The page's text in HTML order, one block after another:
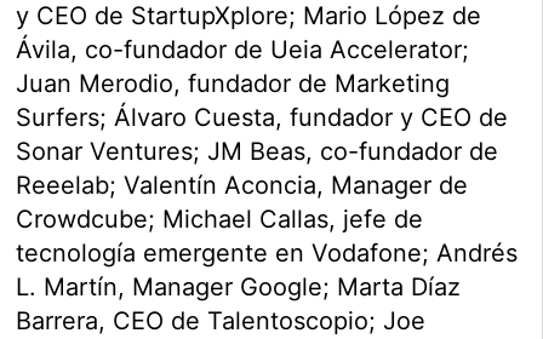
y CEO de StartupXplore; Mario López de
Ávila, co-fundador de Ueia Accelerator;
Juan Merodio, fundador de Marketing
Surfers; Álvaro Cuesta, fundador y CEO de
Sonar Ventures; JM Beas, co-fundador de
Reeelab; Valentín Aconcia, Manager de
Crowdcube; Michael Callas, jefe de
tecnología emergente en Vodafone; Andrés
L. Martín, Manager Google; Marta Díaz
Barrera, CEO de Talentoscopio; Joe